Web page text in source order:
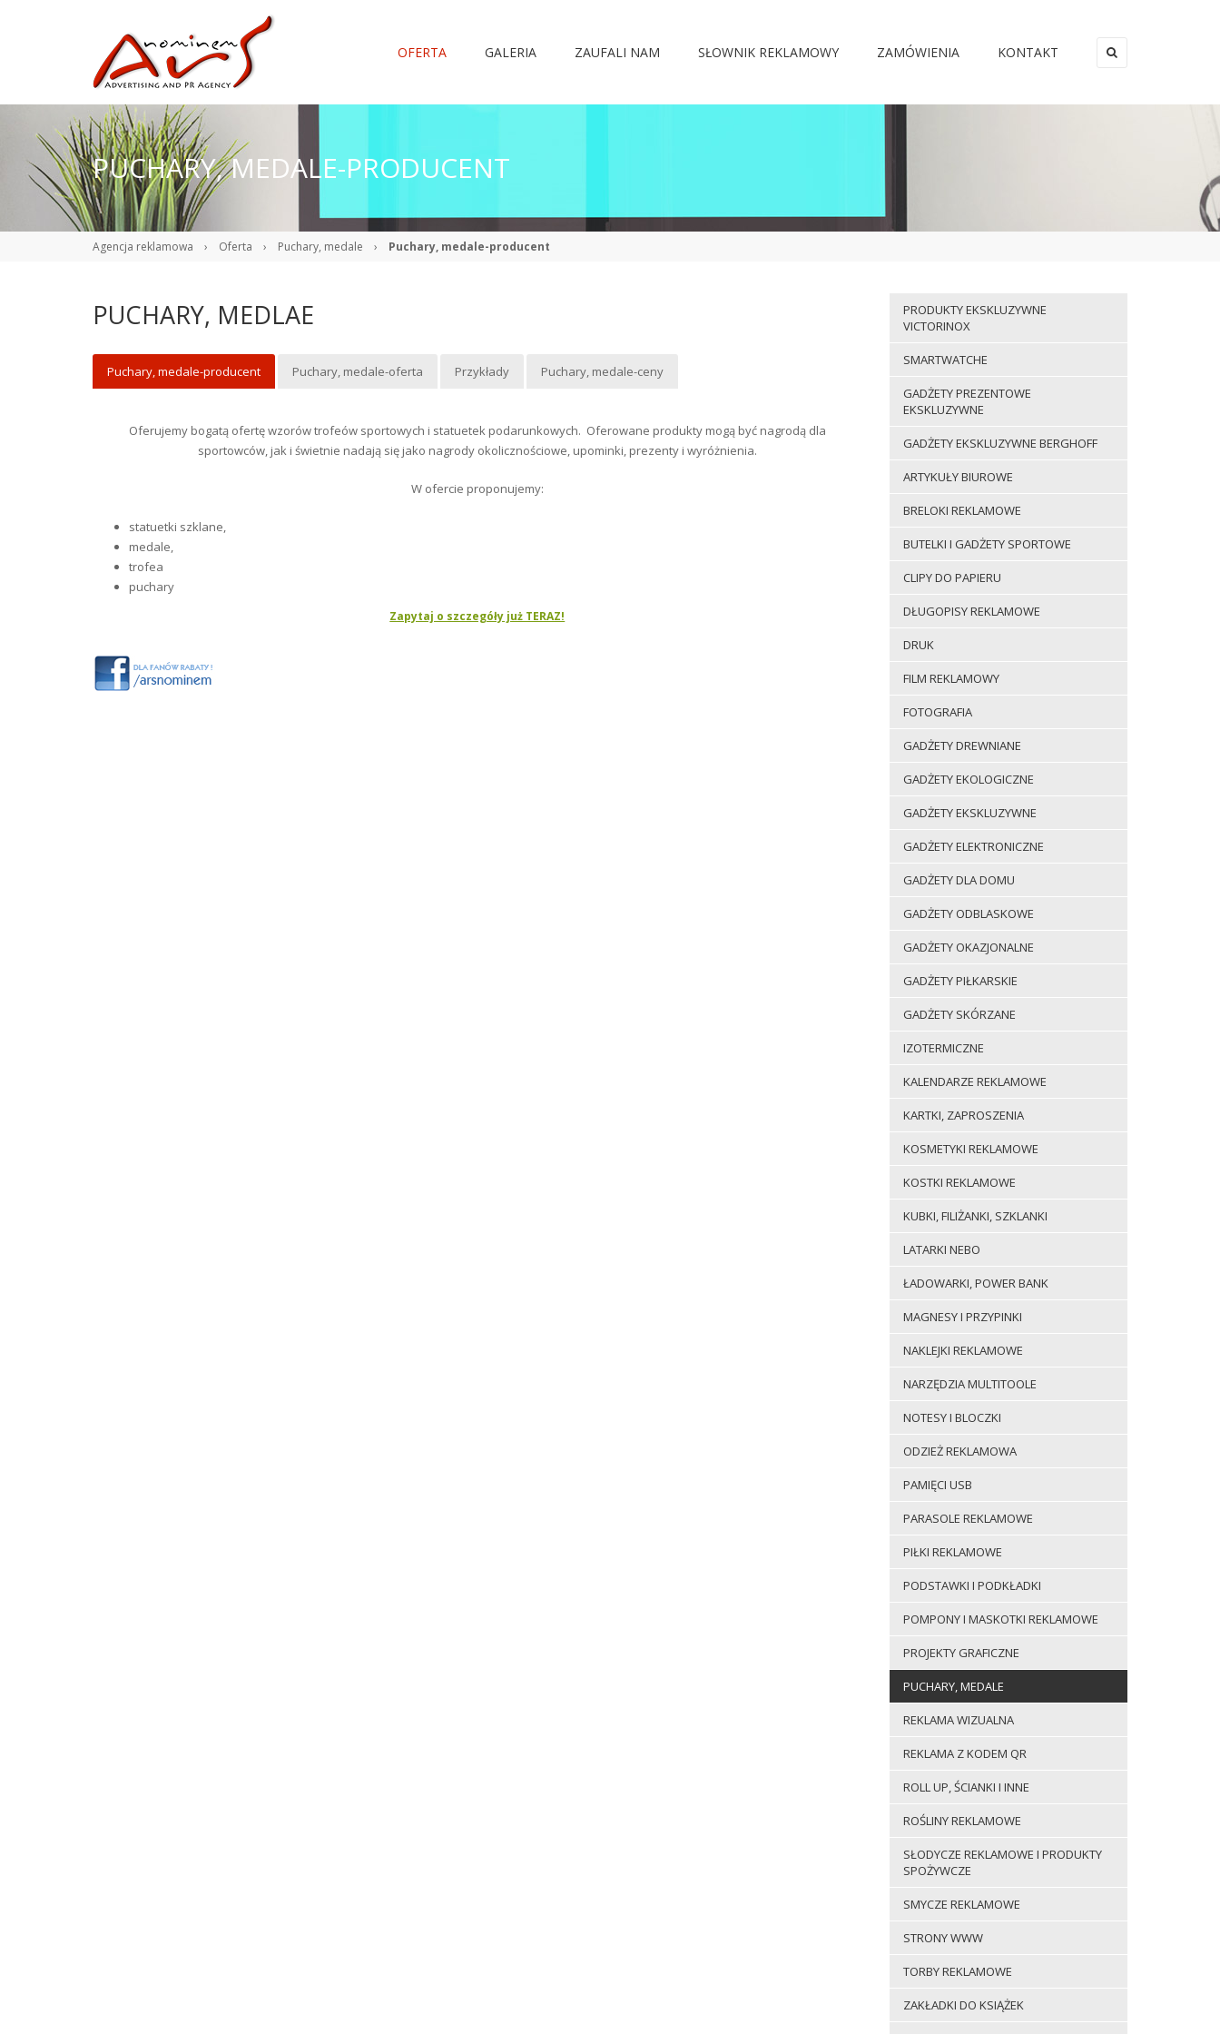
OFERTA GALERIA ZAUFALI NAM SŁOWNIK REKLAMOWY ZAMÓWIENIA KONTAKT
PUCHARY, MEDALE-PRODUCENT
Agencja reklamowa › Oferta › Puchary, medale › Puchary, medale-producent
PUCHARY, MEDLAE
Puchary, medale-producent Puchary, medale-oferta Przykłady Puchary, medale-ceny
Oferujemy bogatą ofertę wzorów trofeów sportowych i statuetek podarunkowych. Oferowane produkty mogą być nagrodą dla
sportowców, jak i świetnie nadają się jako nagrody okolicznościowe, upominki, prezenty i wyróżnienia.
W ofercie proponujemy:
statuetki szklane,
medale,
trofea
puchary
Zapytaj o szczegóły już TERAZ!
PRODUKTY EKSKLUZYWNE
VICTORINOX
SMARTWATCHE
GADŻETY PREZENTOWE
EKSKLUZYWNE
GADŻETY EKSKLUZYWNE BERGHOFF
ARTYKUŁY BIUROWE
BRELOKI REKLAMOWE
BUTELKI I GADŻETY SPORTOWE
CLIPY DO PAPIERU
DŁUGOPISY REKLAMOWE
DRUK
FILM REKLAMOWY
FOTOGRAFIA
GADŻETY DREWNIANE
GADŻETY EKOLOGICZNE
GADŻETY EKSKLUZYWNE
GADŻETY ELEKTRONICZNE
GADŻETY DLA DOMU
GADŻETY ODBLASKOWE
GADŻETY OKAZJONALNE
GADŻETY PIŁKARSKIE
GADŻETY SKÓRZANE
IZOTERMICZNE
KALENDARZE REKLAMOWE
KARTKI, ZAPROSZENIA
KOSMETYKI REKLAMOWE
KOSTKI REKLAMOWE
KUBKI, FILIŻANKI, SZKLANKI
LATARKI NEBO
ŁADOWARKI, POWER BANK
MAGNESY I PRZYPINKI
NAKLEJKI REKLAMOWE
NARZĘDZIA MULTITOOLE
NOTESY I BLOCZKI
ODZIEŻ REKLAMOWA
PAMIĘCI USB
PARASOLE REKLAMOWE
PIŁKI REKLAMOWE
PODSTAWKI I PODKŁADKI
POMPONY I MASKOTKI REKLAMOWE
PROJEKTY GRAFICZNE
PUCHARY, MEDALE
REKLAMA WIZUALNA
REKLAMA Z KODEM QR
ROLL UP, ŚCIANKI I INNE
ROŚLINY REKLAMOWE
SŁODYCZE REKLAMOWE I PRODUKTY
SPOŻYWCZE
SMYCZE REKLAMOWE
STRONY WWW
TORBY REKLAMOWE
ZAKŁADKI DO KSIĄŻEK